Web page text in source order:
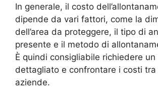
In generale, il costo
dipende da vari fattori, come la
dell’area da proteggere, il tipo di
presente e il metodo di
È quindi consigliabile richiedere
dettagliato e confrontare i costi tra
aziende.